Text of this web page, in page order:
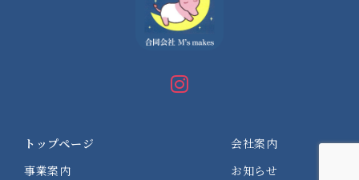
トップページ
会社案内
事業案内
お知らせ